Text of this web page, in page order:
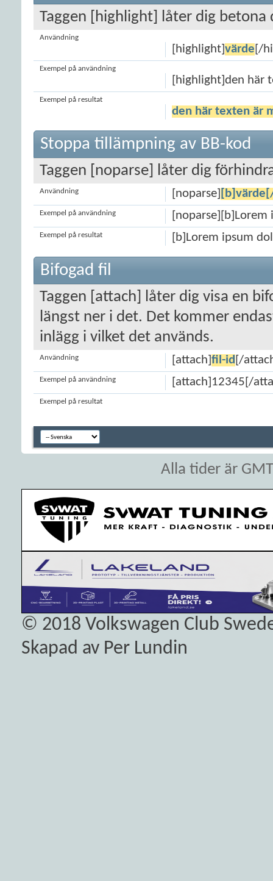
Taggen [highlight] låter dig betona
Användning
[highlight] värde [/
Exempel på användning
[highlight]den här
Exempel på resultat
den här texten är
Stoppa tillämpning av BB-kod
Taggen [noparse] låter dig
[noparse]
Användning
Exempel på användning
[b]Lorem ipsum
Exempel på resultat
Bifogad fil
Taggen [attach] låter dig visa en
längst ner i det. Det kommer
inlägg i vilket det används.
[attach] fil-id [/
Användning
[attach]12345[/
Exempel på användning
Exempel på resultat
Alla tider är
© 2018 Volkswagen Club
Skapad av Per Lundin